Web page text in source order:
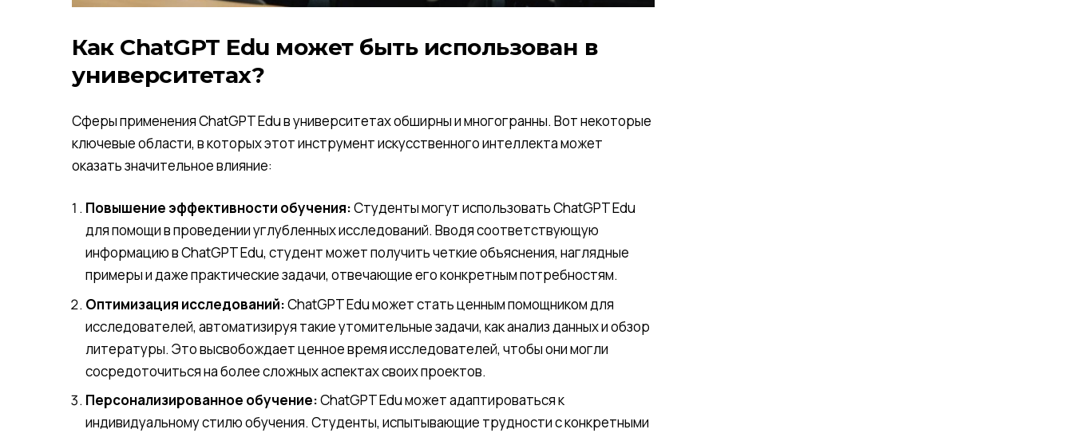
Как ChatGPT Edu может быть использован в
университетах?
Сферы применения ChatGPT Edu в университетах обширны и многогранны. Вот некоторые
ключевые области, в которых этот инструмент искусственного интеллекта может
оказать значительное влияние:
Повышение эффективности обучения:Студенты могут использовать ChatGPT Edu
для помощи в проведении углубленных исследований. Вводя соответствующую
информацию в ChatGPT Edu, студент может получить четкие объяснения, наглядные
примеры и даже практические задачи, отвечающие его конкретным потребностям.
Оптимизация исследований:ChatGPT Edu может стать ценным помощником для
исследователей, автоматизируя такие утомительные задачи, как анализ данных и обзор
литературы. Это высвобождает ценное время исследователей, чтобы они могли
сосредоточиться на более сложных аспектах своих проектов.
Персонализированное обучение:ChatGPT Edu может адаптироваться к
индивидуальному стилю обучения. Студенты, испытывающие трудности с конкретными